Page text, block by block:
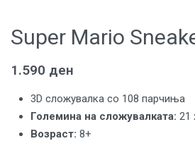
Super Mario
1.590 ден
3D сложувалка со 108 парчиња
Големина на сложувалката: 21
Возраст: 8+